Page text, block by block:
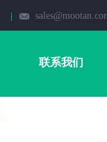
联系我们